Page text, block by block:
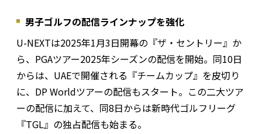
男子ゴルフの配信ラインナップを強化
U-NEXTは2025年1月3日開幕の『ザ・セントリー』か
ら、PGAツアー2025年シーズンの配信を開始。同10日
からは、UAEで開催される『チームカップ』を皮切り
に、DP Worldツアーの配信もスタート。この二大ツア
ーの配信に加えて、同8日からは新時代ゴルフリーグ
『TGL』の独占配信も始まる。